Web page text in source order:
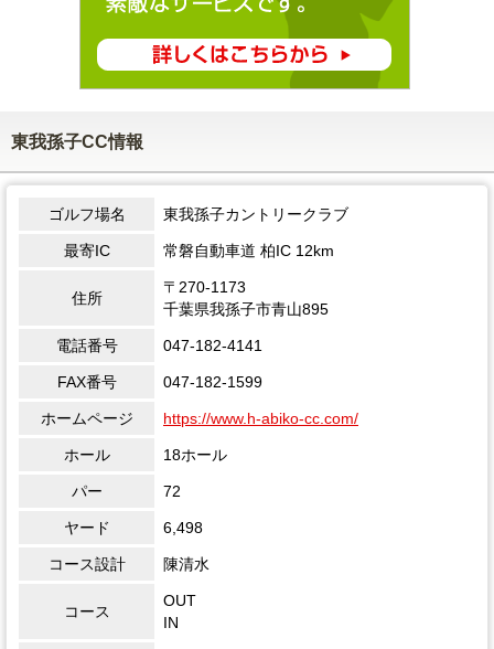
東我孫子CC情報
ゴルフ場名 東我孫子カントリークラブ
最寄IC 常磐自動車道 柏IC 12km
住所
〒270-1173
千葉県我孫子市青山895
電話番号 047-182-4141
FAX番号 047-182-1599
ホームページ https://www.h-abiko-cc.com/
ホール 18ホール
パー 72
ヤード 6,498
コース設計 陳清水
コース
OUT
IN